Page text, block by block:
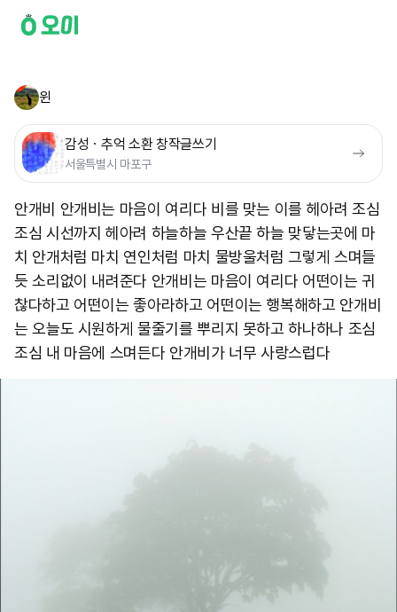
윈
감성ㆍ추억 소환 창작글쓰기
서울특별시 마포구
안개비 안개비는 마음이 여리다 비를 맞는 이를 헤아려 조심
조심 시선까지 헤아려 하늘하늘 우산끝 하늘 맞닿는곳에 마
치 안개처럼 마치 연인처럼 마치 물방울처럼 그렇게 스며들
듯 소리없이 내려준다 안개비는 마음이 여리다 어떤이는 귀
찮다하고 어떤이는 좋아라하고 어떤이는 행복해하고 안개비
는 오늘도 시원하게 물줄기를 뿌리지 못하고 하나하나 조심
조심 내 마음에 스며든다 안개비가 너무 사랑스럽다